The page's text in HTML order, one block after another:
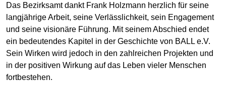
Das Bezirksamt dankt Frank Holzmann herzlich für seine
langjährige Arbeit, seine Verlässlichkeit, sein Engagement
und seine visionäre Führung. Mit seinem Abschied endet
ein bedeutendes Kapitel in der Geschichte von BALL e.V.
Sein Wirken wird jedoch in den zahlreichen Projekten und
in der positiven Wirkung auf das Leben vieler Menschen
fortbestehen.